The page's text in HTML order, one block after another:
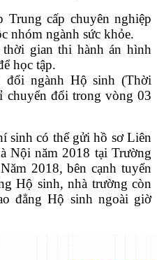
cấp chuyên nghiệp
nhóm ngành sức khỏe.
gian thi hành án hình
học tập.
đổi ngành Hộ sinh (Thời
chuyển đổi trong vòng 03
sinh có thể gửi hồ sơ Liên
Nội năm 2018 tại Trường
2018, bên cạnh tuyển
Hộ sinh, nhà trường còn
đẳng Hộ sinh ngoài giờ